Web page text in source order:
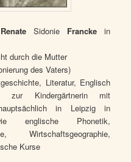
RenateSidonie Francke in
durch die Mutter
des Vaters)
Literatur, Englisch
zur Kindergärtnerin mit
in Leipzig in
englische Phonetik,
Wirtschaftsgeographie,
Kurse